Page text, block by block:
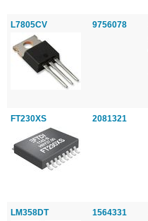
L7805CV 9756078
FT230XS 2081321
LM358DT 1564331